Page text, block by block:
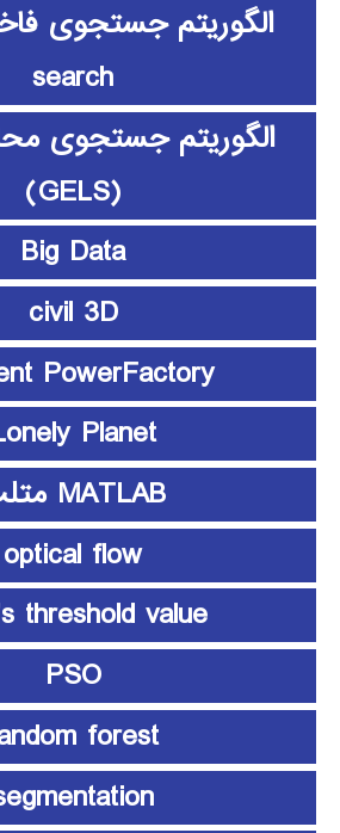
search
الگوریتم جستجوی
(GELS)
Big Data
civil 3D
PowerFactory
Planet
MATLAB متلب
optical flow
threshold value
PSO
forest